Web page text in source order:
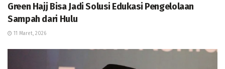
Green Hajj Bisa Jadi Solusi Edukasi Pengelolaan
Sampah dari Hulu
11 Maret, 2026